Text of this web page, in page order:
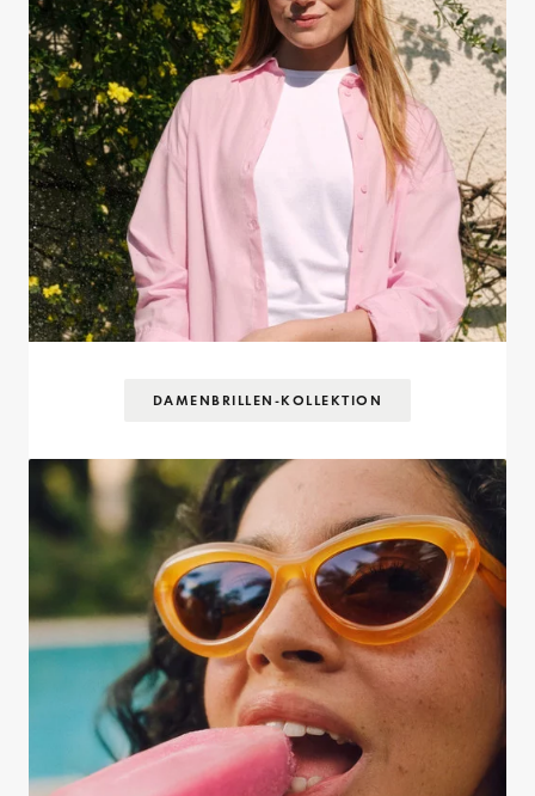
DAMENBRILLEN-KOLLEKTION